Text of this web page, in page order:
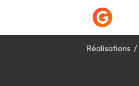
Réalisations